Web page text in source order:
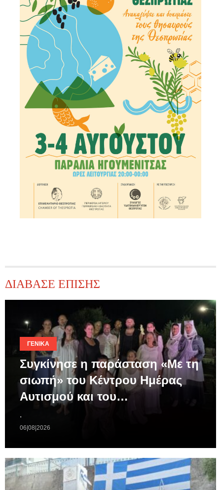
ΔΙΑΒΑΣΕ ΕΠΙΣΗΣ
ΓΕΝΙΚΆ
Συγκίνησε η παράσταση «Με τη
σιωπή» του Κέντρου Ημέρας
Αυτισμού και του…
.
06|08|2026